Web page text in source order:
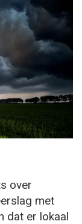
over
met
dat er lokaal